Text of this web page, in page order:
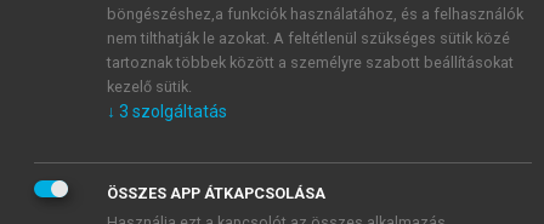
Általános vásárlási feltételeket, valamint a szotar.netés a
mersz.huoldalak licencszerződéseiben foglaltakat
tudomásul veszem és elfogadom.
KIPRÓBÁLOM
böngészéshez,a funkciók használatához, és a felhasználók
nem tilthatják le azokat. A feltétlenül szükséges sütik közé
tartoznak többek között a személyre szabott beállításokat
kezelő sütik.
↓ 3 szolgáltatás
ÖSSZES APP ÁTKAPCSOLÁSA